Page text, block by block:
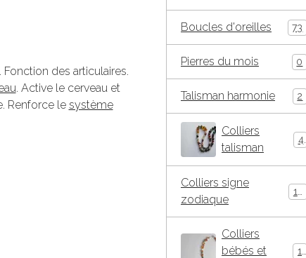
des articulaires.
. Active le cerveau et
Renforce le système
Boucles d'oreilles 73
Pierres du mois 0
Talisman harmonie 2
Colliers
talisman
4
Colliers signe
zodiaque
Colliers
bébés et